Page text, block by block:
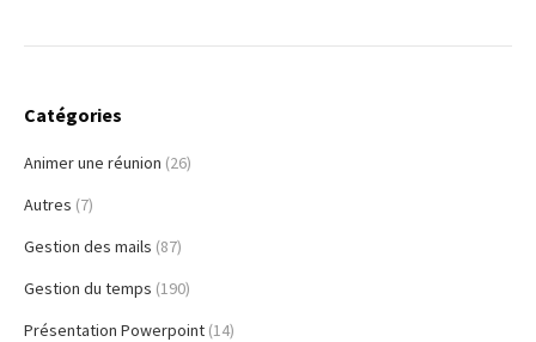
Catégories
Animer une réunion (26)
Autres (7)
Gestion des mails (87)
Gestion du temps (190)
Présentation Powerpoint (14)